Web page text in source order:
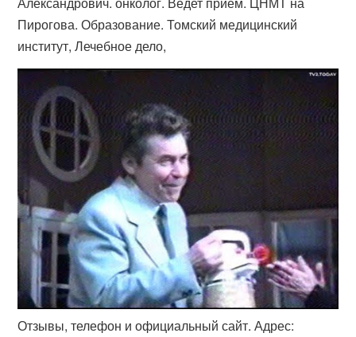
Пирогова. Образование. Томский медицинский
институт, Лечебное дело,
Отзывы, телефон и официальный сайт. Адрес: